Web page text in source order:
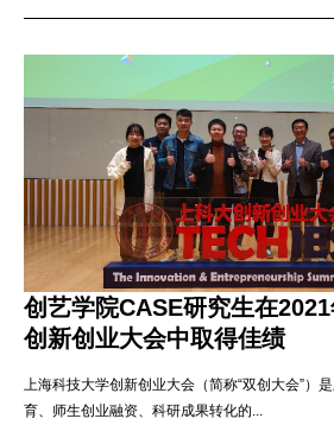
创艺学院CASE研究生在
创新创业大会中取得佳绩
上海科技大学创新创业大会（简称“双创大会”）
育、师生创业融资、科研成果转化的...